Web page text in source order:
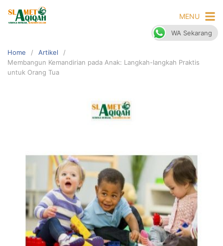
MENU
Home
Artikel
Membangun Kemandirian pada Anak: Langkah-langkah Praktis
untuk Orang Tua
WA Sekarang